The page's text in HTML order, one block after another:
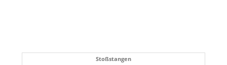
Stoßstangen